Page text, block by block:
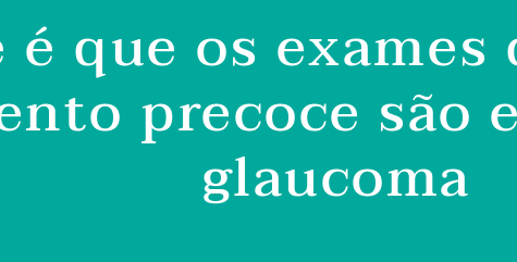
é que os
precoce são
glaucoma